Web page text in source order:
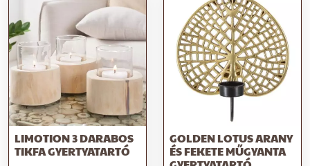
LIMOTION 3 DARABOS
TIKFA GYERTYATARTÓ
GOLDEN LOTUS ARANY
ÉS FEKETE MŰGYANTA